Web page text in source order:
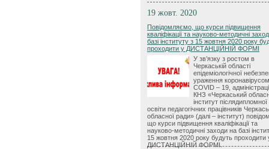
19 жовт. 2020
Повідомляємо, що курси підвищення
кваліфікації та науково-методичні
базі інституту з 15 жовтня 2020 року
проходити у ДИСТАНЦІЙНІЙ ФОРМІ
У зв’язку з ростом в
Черкаській області
епідеміологічної
ураження коронавірусом
COVID – 19,
КНЗ «Черкаський
інститут післядипломної
освіти педагогічних працівників
обласної ради» (далі – інститут)
що курси підвищення кваліфікації та
науково-методичні заходи на базі
15 жовтня 2020 року будуть проходити
ДИСТАНЦІЙНІЙ ФОРМІ.